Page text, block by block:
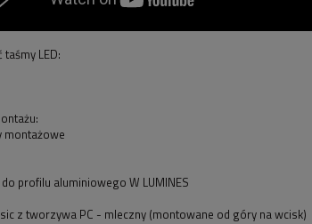
LED:
montażowe
profilu aluminiowego W LUMINES
z tworzywa PC - mleczny (montowane od góry na wcisk)